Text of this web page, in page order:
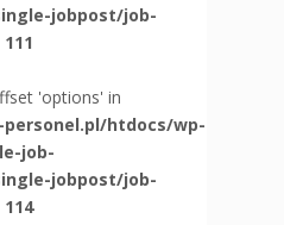
jobpost/job-
111
'options' in
htdocs/wp-
job-
jobpost/job-
114